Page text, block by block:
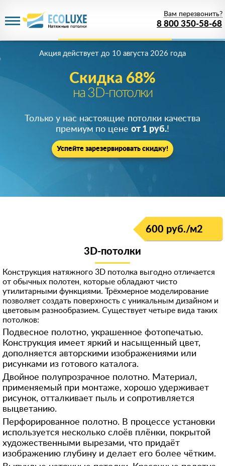
8 800 350-58-68
Вам перезвонить?
Скидка 68%
на 3D-потолки
Акция действует до 10 августа 2026 года
Только у нас настоящие потолки качества
премиум по цене от 1 руб.!
Успейте зарезервировать скидку!
600 руб./м2
3D-потолки
Конструкция натяжного 3D потолка выгодно отличается
от обычных полотен, которые обладают чисто
утилитарными функциями. Трёхмерное моделирование
позволяет создать поверхность с уникальным дизайном и
цветовым разнообразием. Существует четыре вида таких
потолков:
Подвесное полотно, украшенное фотопечатью.
Конструкция имеет яркий и насыщенный цвет,
дополняется авторскими изображениями или
рисунками из готового каталога.
Двойное полупрозрачное полотно. Материал,
применяемый при монтаже, хорошо удерживает
рисунок, отталкивает пыль и сопротивляется
выцветанию.
Перфорированное полотно. В процессе установки
используется несколько слоёв плёнки, покрытой
художественными вырезами, что придаёт
изображению глубину и делает его более чётким.